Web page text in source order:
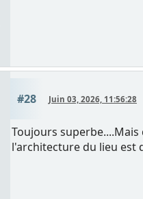
#28 Juin 03, 2026, 11:56:28
Toujours
l'architecture du lieu est